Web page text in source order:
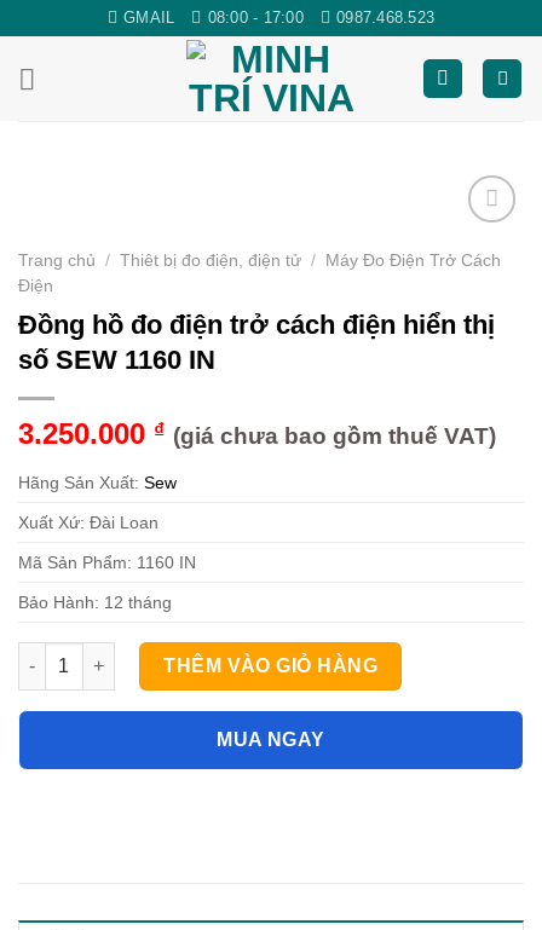
content
GMAIL 08:00 - 17:00 0987.468.523
thích
Trang chủ / Thiêt bị đo điện, điện tử /
Máy Đo Điện Trở Cách
Điện
Đồng hồ đo điện trở cách điện hiển thị
số SEW 1160 IN
3.250.000 ₫ (giá chưa bao gồm thuế VAT)
Hãng Sản Xuất: Sew
Xuất Xứ: Đài Loan
Mã Sản Phẩm: 1160 IN
Bảo Hành: 12 tháng
Đồng hồ đo điện trở cách điện hiển thị số SEW 1160 IN số
THÊM VÀO GIỎ HÀNG
MUA NGAY